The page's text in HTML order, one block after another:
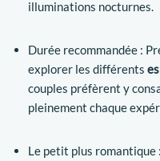
illuminations nocturnes.
Durée recommandée :
explorer les différents
couples préfèrent y
pleinement chaque
Le petit plus romantique